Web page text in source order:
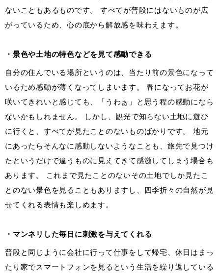
ないこともあるものです。 すべてが普段にはないものが広
がっているため、心の底から解放感を味わえます。
・景色や土地の特色などを見て感動できる
自分の住んでいる場所というのは、当たり前の景色になって
いるため感動が薄くなってしまいます。 春になってお花が
咲いてきれいと感じても、「うわぁ」と思う程の感動になら
ないかもしれません。 しかし、観光で知らない土地に遊び
に行くと、すべてが見たことのないものばかりです。 地元
にあったらそんなに感動しないようなことも、旅先で見つけ
たというだけで違うものに見えてきて感激してしまう場合も
あります。 これまで見たことのないその土地でしか見たこ
とのない景色を見ることもありますし、四季折々の自然が見
せてくれる表情も楽しめます。
・マンネリした毎日に刺激を与えてくれる
普段と同じように会社に行って仕事をして帰宅、休日はまっ
たり家でスマートフォンを見るという生活を繰り返している